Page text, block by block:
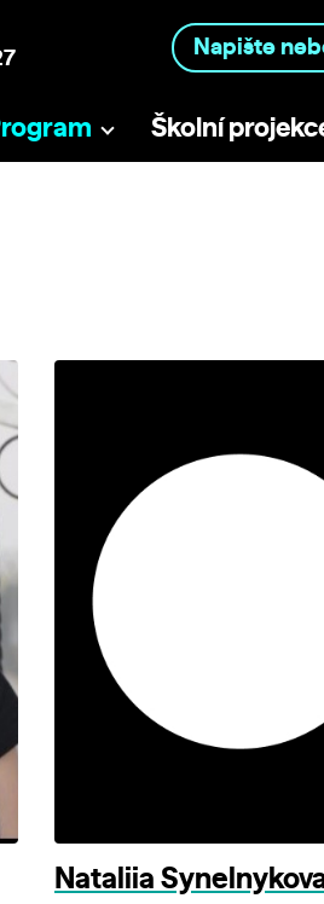
Školní
Nataliia